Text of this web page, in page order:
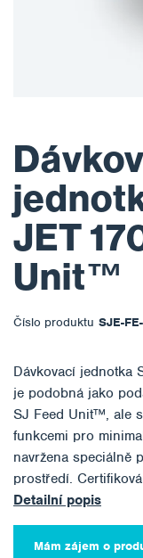
JET
Unit™
Číslo produktu SJE-
Dávkovací jednotka
je podobná jako
SJ Feed Unit™, ale
funkcemi pro
navržena speciálně
prostředí.
Detailní popis
Mám zájem o